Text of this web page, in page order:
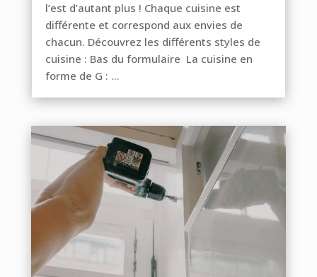
l’est d’autant plus ! Chaque cuisine est
différente et correspond aux envies de
chacun. Découvrez les différents styles de
cuisine : Bas du formulaire La cuisine en
forme de G : ...